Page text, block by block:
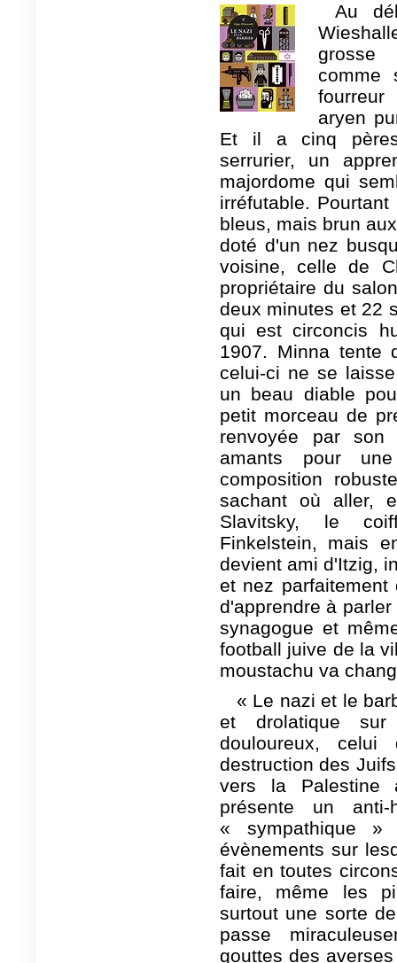
Au
grosse
comme
aryen
Et il a cinq
serrurier, un
majordome qui
irréfutable.
bleus, mais brun
doté d'un nez
voisine, celle de
propriétaire du
deux minutes et 22
qui est circoncis
1907. Minna tente
celui-ci ne se
un beau diable
petit morceau de
renvoyée par
amants pour
composition
sachant où aller,
Slavitsky, le
Finkelstein, mais
devient ami d'Itzig,
et nez
d'apprendre à
synagogue et
football juive de la
moustachu va
« Le nazi et le
et drolatique sur
douloureux,
destruction des
vers la Palestine
présente un anti-
« sympathique
évènements sur
fait en toutes
faire, même les
surtout une sorte
passe
gouttes des